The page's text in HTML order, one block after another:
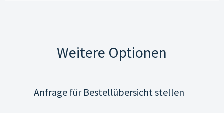
Weitere Optionen
Anfrage für Bestellübersicht stellen